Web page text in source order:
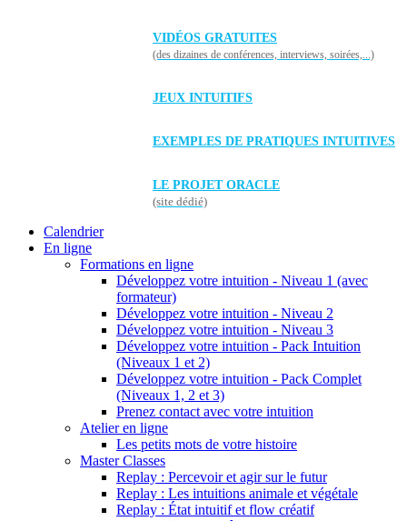
VIDÉOS GRATUITES
(des dizaines de conférences, interviews, soirées,...)
JEUX INTUITIFS
EXEMPLES DE PRATIQUES INTUITIVES
LE PROJET ORACLE
(site dédié)
Calendrier
En ligne
Formations en ligne
Développez votre intuition - Niveau 1 (avec
formateur)
Développez votre intuition - Niveau 2
Développez votre intuition - Niveau 3
Développez votre intuition - Pack Intuition
(Niveaux 1 et 2)
Développez votre intuition - Pack Complet
(Niveaux 1, 2 et 3)
Prenez contact avec votre intuition
Atelier en ligne
Les petits mots de votre histoire
Master Classes
Replay : Percevoir et agir sur le futur
Replay : Les intuitions animale et végétale
Replay : État intuitif et flow créatif